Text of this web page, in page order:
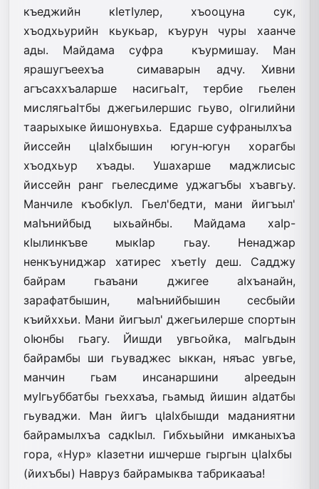
къеджийн кIетIулер, хъооцуна сук,
хъодхьурийн кьукьар, къурун чуры хаанче
ады. Майдама суфра къурмишау. Ман
ярашугъеехъа симаварын адчу. Хивни
агъсаххъаларше насигьаIт, тербие гьелен
мислягьаIтбы джегьилершис гьуво, оIгилийни
таарыхыке йишонувхьа. Едарше суфранылхъа
йиссейн цIаIхбышин югун-югун хорагбы
хъодхьур хъады. Ушахарше маджлисыс
йиссейн ранг гьелесдиме уджагъбы хъавгьу.
Манчиле къобкIул. Гьел'бедти, мани йигъыл'
маIънийбыд ыхьайнбы. Майдама хаIр-
кIылинкъве мыкIар гьау. Ненаджар
ненкъуниджар хатирес хъетIу деш. Садджу
байрам гьаъани джигее аIхъанайн,
зарафатбышин, маIънийбышин сесбыйи
къийххьи. Мани йигъыл' джегьилерше спортын
оIюнбы гьагу. Йишди увгьойка, маIгьдын
байрамбы ши гьуваджес ыккан, няъас увгье,
манчин гьам инсанаршини аIреедын
муIгьуббатбы гьеххаъа, гьамыд йишин аIдатбы
гьуваджи. Ман йигъ цIаIхбышди маданиятни
байрамылхъа садкIыл. Гибхьыйни имканыхъа
гора, «Нур» кIазетни ишчерше гыргын цIаIхбы
(йихъбы) Навруз байрамыква табрикааъа!